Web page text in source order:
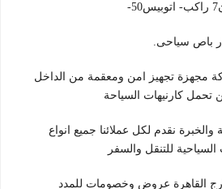
مجهزة تجهيز امن ومعقمة من الداخل
تحمل كارنيهات السياحة
نقدم لكل عملائنا جميع انواع
السياحية للتنقل والسفر
القاهرة عروض وخصومات للمدد